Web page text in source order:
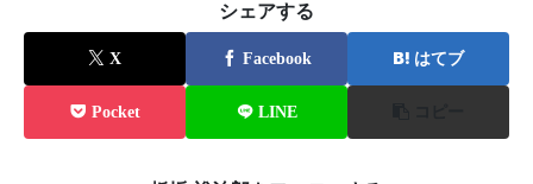
シェアする
X Facebook はてブ
Pocket LINE